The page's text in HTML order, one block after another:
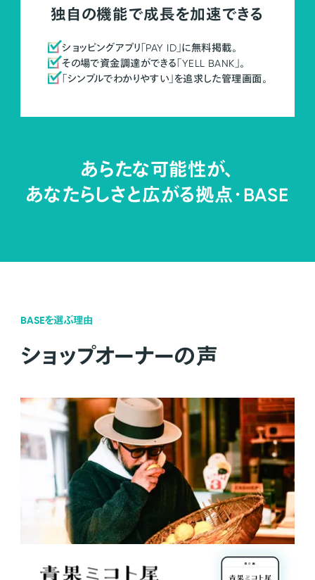
独自の機能で成長を加速できる
ショッピングアプリ「PAY ID」に無料掲載。
その場で資金調達ができる「YELL BANK」。
「シンプルでわかりやすい」を追求した管理画面。
あらたな可能性が、
あなたらしさと広がる拠点・BASE
BASEを選ぶ理由
ショップオーナーの声